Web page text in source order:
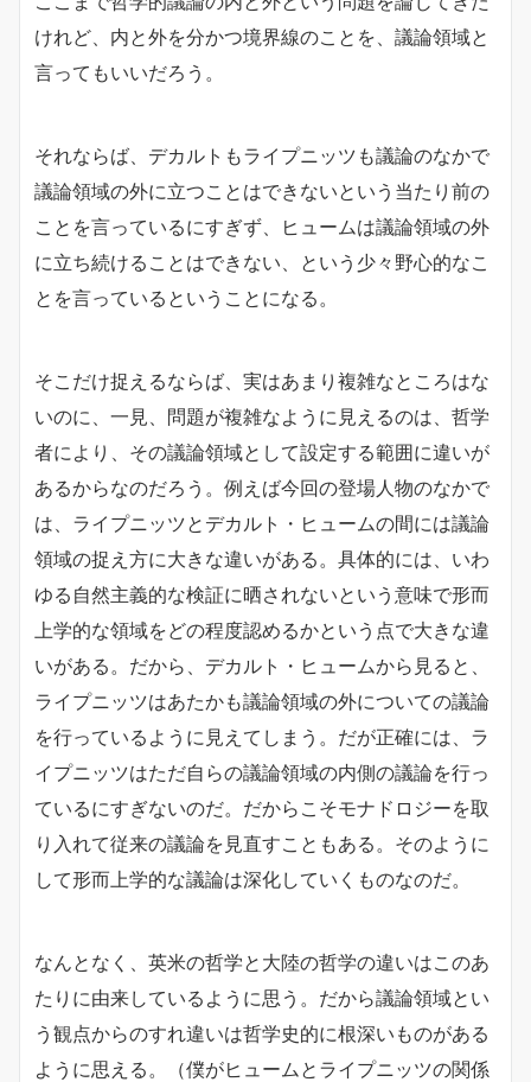
けれど、内と外を分かつ境界線のことを、議論領域と
言ってもいいだろう。
それならば、デカルトもライプニッツも議論のなかで
議論領域の外に立つことはできないという当たり前の
ことを言っているにすぎず、ヒュームは議論領域の外
に立ち続けることはできない、という少々野心的なこ
とを言っているということになる。
そこだけ捉えるならば、実はあまり複雑なところはな
いのに、一見、問題が複雑なように見えるのは、哲学
者により、その議論領域として設定する範囲に違いが
あるからなのだろう。例えば今回の登場人物のなかで
は、ライプニッツとデカルト・ヒュームの間には議論
領域の捉え方に大きな違いがある。具体的には、いわ
ゆる自然主義的な検証に晒されないという意味で形而
上学的な領域をどの程度認めるかという点で大きな違
いがある。だから、デカルト・ヒュームから見ると、
ライプニッツはあたかも議論領域の外についての議論
を行っているように見えてしまう。だが正確には、ラ
イプニッツはただ自らの議論領域の内側の議論を行っ
ているにすぎないのだ。だからこそモナドロジーを取
り入れて従来の議論を見直すこともある。そのように
して形而上学的な議論は深化していくものなのだ。
なんとなく、英米の哲学と大陸の哲学の違いはこのあ
たりに由来しているように思う。だから議論領域とい
う観点からのすれ違いは哲学史的に根深いものがある
ように思える。（僕がヒュームとライプニッツの関係